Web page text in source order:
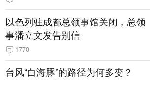
以色列驻成都总领事馆关闭，总领
事潘立文发告别信
1770
台风“白海豚”的路径为何多变？